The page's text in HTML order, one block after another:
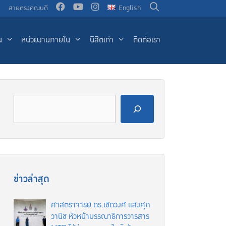
สายตรงคณบดี English
หน่วยงานภายใน นิสิตเก่า ติดต่อเรา
ข่าวล่าสุด
ศาสตราจารย์ ดร.เชิดวงศ์ แสงศุภ
วานิช หัวหน้าบรรณาธิการวารสาร